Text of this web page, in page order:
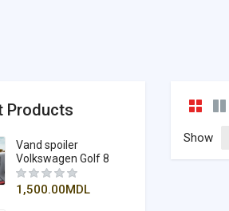
Products
Vand spoiler
Volkswagen Golf 8
1,500.00MDL
Show